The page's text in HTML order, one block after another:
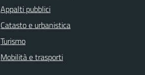
Appalti pubblici
Catasto e urbanistica
Turismo
Mobilità e trasporti